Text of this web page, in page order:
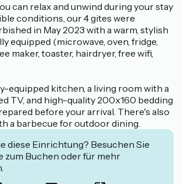
can relax and unwind during your stay
conditions, our 4 gites were
in May 2023 with a warm, stylish
equipped (microwave, oven, fridge,
maker, toaster, hairdryer, free wifi,
equipped kitchen, a living room with a
TV, and high-quality 200x160 bedding
before your arrival. There's also
a barbecue for outdoor dining.
diese Einrichtung? Besuchen Sie
zum Buchen oder für mehr